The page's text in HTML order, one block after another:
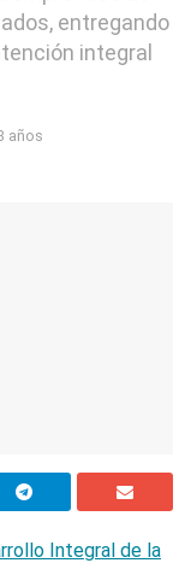
entregando
integral
años
Integral de la